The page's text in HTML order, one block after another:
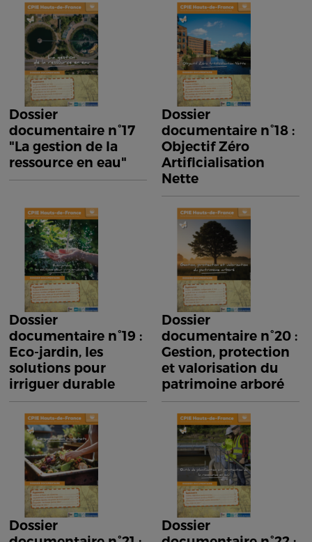
Dossier
documentaire n°17
"La gestion de la
ressource en eau"
Dossier
documentaire n°18 :
Objectif Zéro
Artificialisation
Nette
Dossier
documentaire n°19 :
Eco-jardin, les
solutions pour
irriguer durable
Dossier
documentaire n°20 :
Gestion, protection
et valorisation du
patrimoine arboré
Dossier
Dossier